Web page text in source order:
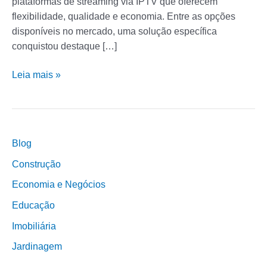
flexibilidade, qualidade e economia. Entre as opções
disponíveis no mercado, uma solução específica
conquistou destaque […]
Leia mais »
Blog
Construção
Economia e Negócios
Educação
Imobiliária
Jardinagem